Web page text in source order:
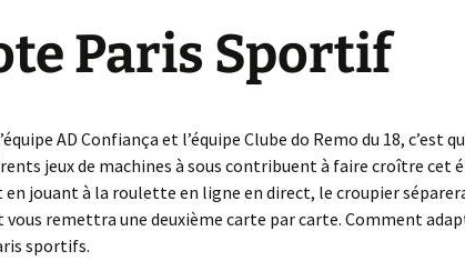
Wanted
L’intolérable Beauté de
Neuilly
Les Mystères du temps Arcane ou Arnaque
Le Théâtre
L’Armistice
Structure Neuronale
La Cité des Turpitudes
Pistache
Impossible de revenir en
arrière
la Ce qui mène le Monde
Denim’s Attitude
Cathédrale
La Maîtresse d’école
Paris Sportif
AD Confiança et l’équipe Clube do Remo du 18, c’est
jeux de machines à sous contribuent à faire croître cet
jouant à la roulette en ligne en direct, le croupier
vous remettra une deuxième carte par carte. Comment
sportifs.